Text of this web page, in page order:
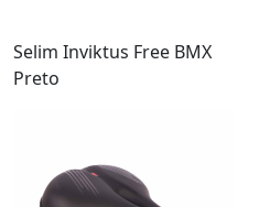
Selim Inviktus Free BMX
Preto